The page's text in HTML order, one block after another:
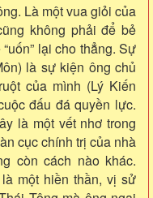
Là một vua giỏi của
không phải để bẻ
lại cho thẳng. Sự
là sự kiện ông chủ
của mình (Lý Kiến
đấu đá quyền lực.
là một vết nhơ trong
cục chính trị của nhà
còn cách nào khác.
một hiền thần, vị sử